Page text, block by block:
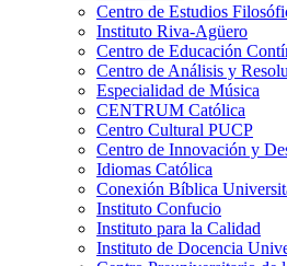
Centro de Estudios
Instituto Riva-Agüero
Centro de Educación
Centro de Análisis y
Especialidad de Música
CENTRUM Católica
Centro Cultural PUCP
Centro de Innovación y
Idiomas Católica
Conexión Bíblica
Instituto Confucio
Instituto para la Calidad
Instituto de Docencia